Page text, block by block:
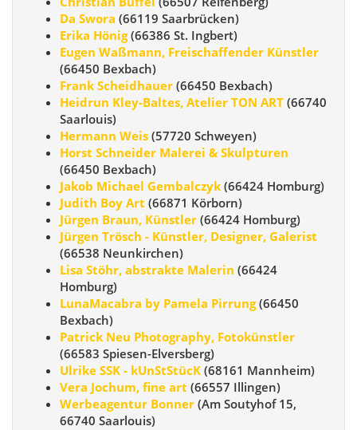
Da Swora (66119 Saarbrücken)
Erika Hönig(66386 St. Ingbert)
Eugen Waßmann, Freischaffender Künstler
(66450 Bexbach)
Frank Scheidhauer (66450 Bexbach)
Heidrun Kley-Baltes, Atelier TON ART (66740
Saarlouis)
Hermann Weis (57720 Schweyen)
Horst Schneider Malerei & Skulpturen
(66450 Bexbach)
Jakob Michael Gembalczyk (66424 Homburg)
Judith Boy Art (66871 Körborn)
Jürgen Braun, Künstler (66424 Homburg)
Jürgen Trösch - Künstler, Designer, Galerist
(66538 Neunkirchen)
Lisa Stöhr, abstrakte Malerin (66424
Homburg)
LunaMacabra by Pamela Pirrung(66450
Bexbach)
Patrick Neu Photography, Fotokünstler
(66583 Spiesen-Elversberg)
Ulrike SSK - kUnStStücK (68161 Mannheim)
Vera Jochum, fine art (66557 Illingen)
Werbeagentur Bonner (Am Soutyhof 15,
66740 Saarlouis)